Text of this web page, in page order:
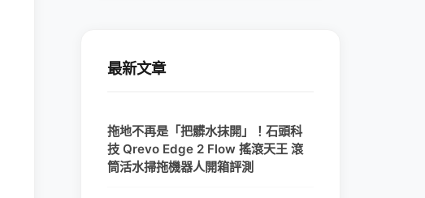
最新文章
拖地不再是「把髒水抹開」！石頭科
技 Qrevo Edge 2 Flow 搖滾天王 滾
筒活水掃拖機器人開箱評測